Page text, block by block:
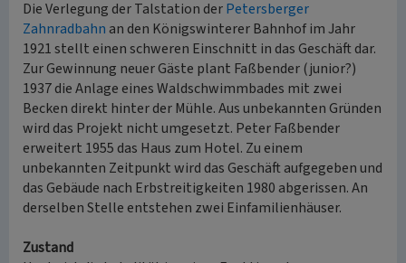
Die Verlegung der Talstation derPetersberger
Zahnradbahn an den Königswinterer Bahnhof im Jahr
1921 stellt einen schweren Einschnitt in das Geschäft dar.
Zur Gewinnung neuer Gäste plant Faßbender (junior?)
1937 die Anlage eines Waldschwimmbades mit zwei
Becken direkt hinter der Mühle. Aus unbekannten Gründen
wird das Projekt nicht umgesetzt. Peter Faßbender
erweitert 1955 das Haus zum Hotel. Zu einem
unbekannten Zeitpunkt wird das Geschäft aufgegeben und
das Gebäude nach Erbstreitigkeiten 1980 abgerissen. An
derselben Stelle entstehen zwei Einfamilienhäuser.
Zustand